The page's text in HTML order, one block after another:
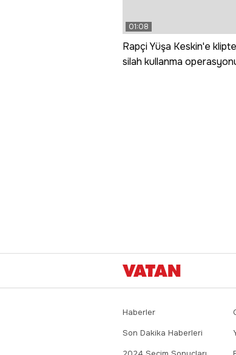
01:08
Rapçi Yüşa Keskin'e klipte
silah kullanma
Haberler
Son Dakika Haberleri